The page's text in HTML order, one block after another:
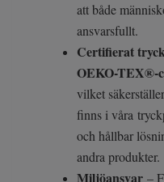
att både
ansvarsfullt.
Certifierat
OEKO-TEX®-
vilket
finns i våra
och hållbar
andra produkter.
Miljöansvar –